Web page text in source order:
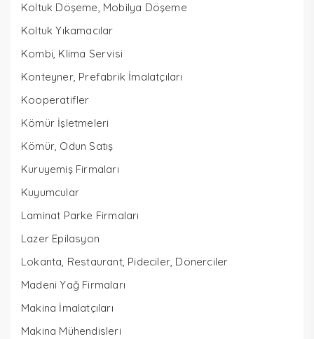
Koltuk Döşeme, Mobilya Döşeme
Koltuk Yıkamacılar
Kombi, Klima Servisi
Konteyner, Prefabrik İmalatçıları
Kooperatifler
Kömür İşletmeleri
Kömür, Odun Satış
Kuruyemiş Firmaları
Kuyumcular
Laminat Parke Firmaları
Lazer Epilasyon
Lokanta, Restaurant, Pideciler, Dönerciler
Madeni Yağ Firmaları
Makina İmalatçıları
Makina Mühendisleri